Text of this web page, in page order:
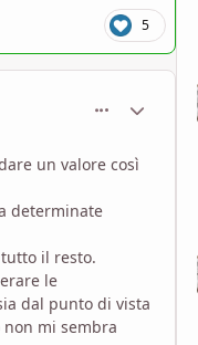
5
un valore così
determinate
il resto.
le
dal punto di vista
mi sembra